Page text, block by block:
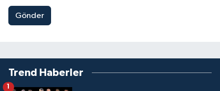
Gönder
Trend Haberler